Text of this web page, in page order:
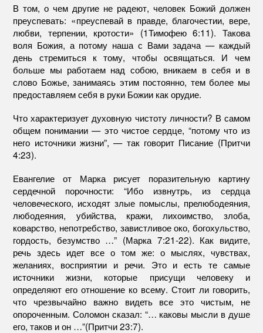
В том, о чем другие не радеют, человек Божий должен
преуспевать: «преуспевай в правде, благочестии, вере,
любви, терпении, кротости» (1Тимофею 6:11). Такова
воля Божия, а потому наша с Вами задача — каждый
день стремиться к тому, чтобы освящаться. И чем
больше мы работаем над собою, вникаем в себя и в
слово Божье, занимаясь этим постоянно, тем более мы
предоставляем себя в руки Божии как орудие.
Что характеризует духовную чистоту личности? В самом
общем понимании — это чистое сердце, “потому что из
него источники жизни”, — так говорит Писание (Притчи
4:23).
Евангелие от Марка рисует поразительную картину
сердечной порочности: “Ибо извнутрь, из сердца
человеческого, исходят злые помыслы, прелюбодеяния,
любодеяния, убийства, кражи, лихоимство, злоба,
коварство, непотребство, завистливое око, богохульство,
гордость, безумство …” (Марка 7:21-22). Как видите,
речь здесь идет все о том же: о мыслях, чувствах,
желаниях, восприятии и речи. Это и есть те самые
источники жизни, которые присущи человеку и
определяют его отношение ко всему. Стоит ли говорить,
что чрезвычайно важно видеть все это чистым, не
опороченным. Соломон сказал: “… каковы мысли в душе
его, таков и он …”(Притчи 23:7).